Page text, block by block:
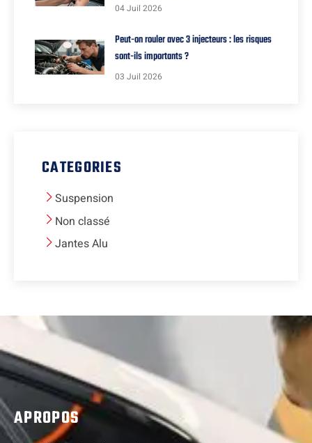
04 Juil 2026
Peut-on rouler avec 3 injecteurs : les risques
sont-ils importants ?
03 Juil 2026
CATEGORIES
Suspension
Non classé
Jantes Alu
APROPOS